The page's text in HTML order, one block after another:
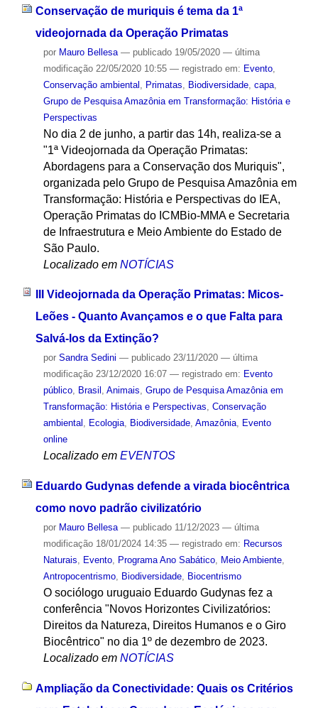
Conservação de muriquis é tema da 1ª
videojornada da Operação Primatas
por Mauro Bellesa — publicado19/05/2020 — última
modificação22/05/2020 10:55 — registrado em: Evento,
Conservação ambiental
Primatas Biodiversidade, capa,
Grupo de Pesquisa Amazônia em Transformação: História e
Perspectivas
No dia 2 de junho, a partir das 14h, realiza-se a
"1ª Videojornada da Operação Primatas:
Abordagens para a Conservação dos Muriquis",
organizada pelo Grupo de Pesquisa Amazônia em
Transformação: História e Perspectivas do IEA,
Operação Primatas do ICMBio-MMA e Secretaria
de Infraestrutura e Meio Ambiente do Estado de
São Paulo.
Localizado em NOTÍCIAS
III Videojornada da Operação Primatas: Micos-
Leões - Quanto Avançamos e o que Falta para
Salvá-los da Extinção?
por Sandra Sedini — publicado23/11/2020 — última
modificação23/12/2020 16:07 — registrado em: Evento
público, Brasil , Animais, Grupo de Pesquisa Amazônia em
Transformação: História e Perspectivas, Conservação
ambiental , Ecologia, Biodiversidade, Amazônia, Evento
online
Localizado em EVENTOS
Eduardo Gudynas defende a virada biocêntrica
como novo padrão civilizatório
por Mauro Bellesa — publicado11/12/2023 — última
modificação18/01/2024 14:35 — registrado em: Recursos
Naturais, Evento, Programa Ano Sabático, Meio Ambiente,
Antropocentrismo, Biodiversidade, Biocentrismo
O sociólogo uruguaio Eduardo Gudynas fez a
conferência "Novos Horizontes Civilizatórios:
Direitos da Natureza, Direitos Humanos e o Giro
Biocêntrico" no dia 1º de dezembro de 2023.
Localizado em NOTÍCIAS
Ampliação da Conectividade: Quais os Critérios